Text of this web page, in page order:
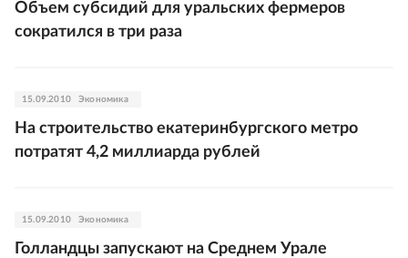
Объем субсидий для уральских фермеров
сократился в три раза
15.09.2010 Экономика
На строительство екатеринбургского метро
потратят 4,2 миллиарда рублей
15.09.2010 Экономика
Голландцы запускают на Среднем Урале